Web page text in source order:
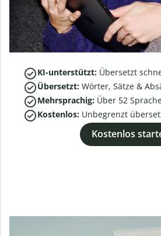
KI-unterstützt: Übersetzt
Übersetzt: Wörter, Sätze &
Mehrsprachig: Über 52
Kostenlos: Unbegrenzt
Kostenlos